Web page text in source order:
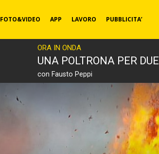
FOTO&VIDEO APP LAVORO PUBBLICITA’
ORA IN ONDA
UNA POLTRONA PER DUE
con Fausto Peppi